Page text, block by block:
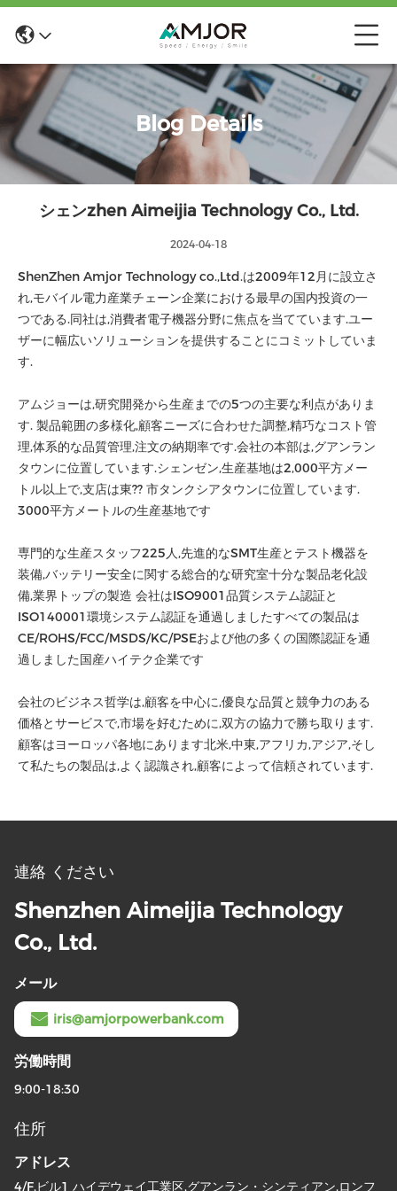
Blog Details
シェンzhen Aimeijia Technology Co., Ltd.
2024-04-18
ShenZhen Amjor Technology co.,Ltd.は2009年12月に設立さ
れ,モバイル電力産業チェーン企業における最早の国内投資の一
つである.同社は,消費者電子機器分野に焦点を当てています.ユー
ザーに幅広いソリューションを提供することにコミットしていま
す.
アムジョーは,研究開発から生産までの5つの主要な利点がありま
す. 製品範囲の多様化,顧客ニーズに合わせた調整,精巧なコスト管
理,体系的な品質管理,注文の納期率です.会社の本部は,グアンラン
タウンに位置しています.シェンゼン,生産基地は2,000平方メー
トル以上で,支店は東?? 市タンクシアタウンに位置しています.
3000平方メートルの生産基地です
専門的な生産スタッフ225人,先進的なSMT生産とテスト機器を
装備,バッテリー安全に関する総合的な研究室十分な製品老化設
備,業界トップの製造 会社はISO9001品質システム認証と
ISO140001環境システム認証を通過しましたすべての製品は
CE/ROHS/FCC/MSDS/KC/PSEおよび他の多くの国際認証を通
過しました国産ハイテク企業です
会社のビジネス哲学は,顧客を中心に,優良な品質と競争力のある
価格とサービスで,市場を好むために,双方の協力で勝ち取ります.
顧客はヨーロッパ各地にあります北米,中東,アフリカ,アジア,そし
て私たちの製品は,よく認識され,顧客によって信頼されています.
連絡 ください
Shenzhen Aimeijia Technology
Co., Ltd.
メール
iris@amjorpowerbank.com
労働時間
9:00-18:30
住所
アドレス
4/F,ビル1 ハイデウェイ工業区,グアンラン・シンティアン,ロンフ